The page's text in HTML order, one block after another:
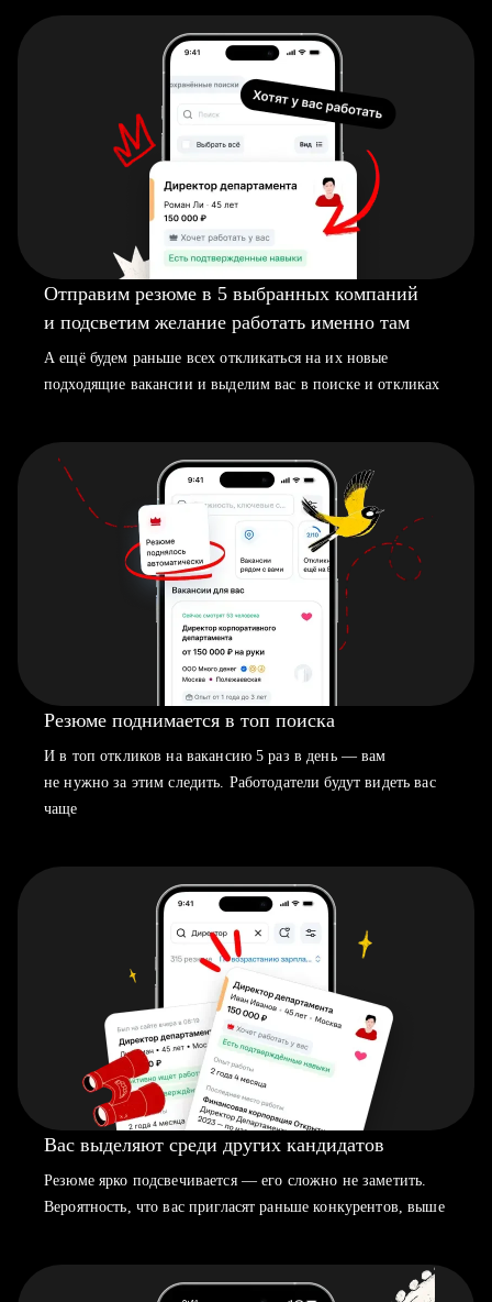
Отправим резюме в 5 выбранных компаний
и подсветим желание работать именно там
А ещё будем раньше всех откликаться на их новые
подходящие вакансии и выделим вас в поиске и откликах
Резюме поднимается в топ поиска
И в топ откликов на вакансию 5 раз в день — вам
не нужно за этим следить. Работодатели будут видеть вас
чаще
Вас выделяют среди других кандидатов
Резюме ярко подсвечивается — его сложно не заметить.
Вероятность, что вас пригласят раньше конкурентов, выше